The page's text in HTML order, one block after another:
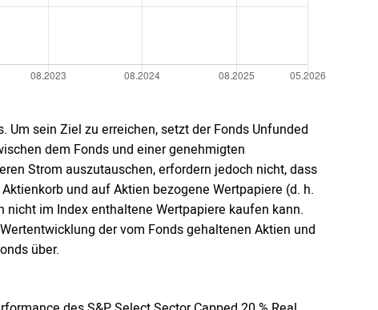
sein Ziel zu erreichen, setzt der Fonds Unfunded
dem Fonds und einer genehmigten
Strom auszutauschen, erfordern jedoch nicht, dass
und auf Aktien bezogene Wertpapiere (d. h.
im Index enthaltene Wertpapiere kaufen kann.
der vom Fonds gehaltenen Aktien und
über.